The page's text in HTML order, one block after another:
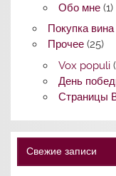
Обо мне(1)
Покупка вина
Прочее(25)
Vox populi
День
Страницы
Свежие записи